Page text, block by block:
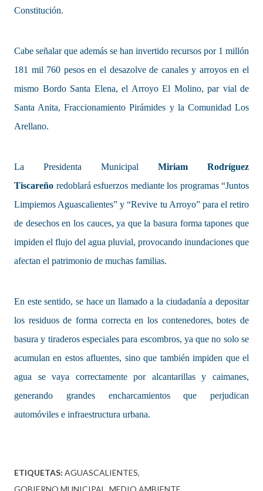
Constitución.
Cabe señalar que además se han invertido recursos por 1 millón
181 mil 760 pesos en el desazolve de canales y arroyos en el
mismo Bordo Santa Elena, el Arroyo El Molino, par vial de
Santa Anita, Fraccionamiento Pirámides y la Comunidad Los
Arellano.
La Presidenta Municipal Miriam Rodríguez
Tiscareño redoblará esfuerzos mediante los programas “Juntos
Limpiemos Aguascalientes” y “Revive tu Arroyo” para el retiro
de desechos en los cauces, ya que la basura forma tapones que
impiden el flujo del agua pluvial, provocando inundaciones que
afectan el patrimonio de muchas familias.
En este sentido, se hace un llamado a la ciudadanía a depositar
los residuos de forma correcta en los contenedores, botes de
basura y tiraderos especiales para escombros, ya que no solo se
acumulan en estos afluentes, sino que también impiden que el
agua se vaya correctamente por alcantarillas y caimanes,
generando grandes encharcamientos que perjudican
automóviles e infraestructura urbana.
ETIQUETAS: AGUASCALIENTES
GOBIERNO MUNICIPAL
MEDIO AMBIENTE